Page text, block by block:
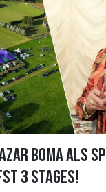
Boma als
3 stages!